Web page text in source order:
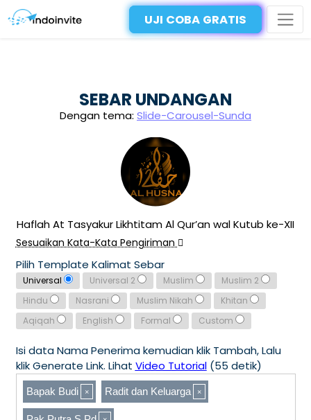
UJI COBA GRATIS
SEBAR UNDANGAN
Dengan tema: Slide-Carousel-Sunda
Haflah At Tasyakur Likhtitam Al Qur’an wal Kutub ke-XII
Sesuaikan Kata-Kata Pengiriman
Pilih Template Kalimat Sebar
Universal Universal 2 Muslim
Muslim 2
Hindu
Nasrani Muslim Nikah
Khitan
Aqiqah
English Formal Custom
Isi data Nama Penerima kemudian klik Tambah, Lalu
klik Generate Link. Lihat Video Tutorial(55 detik)
Bapak Budi Radit dan Keluarga